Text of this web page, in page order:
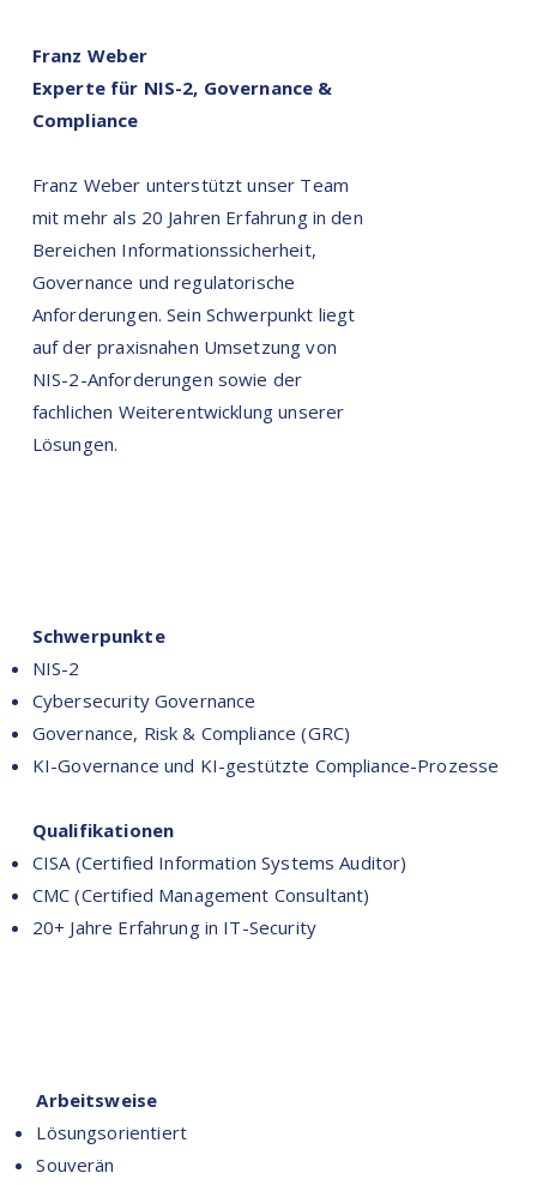
Franz Weber
Experte für NIS-2, Governance &
Compliance
Franz Weber unterstützt unser Team
mit mehr als 20 Jahren Erfahrung in den
Bereichen Informationssicherheit,
Governance und regulatorische
Anforderungen. Sein Schwerpunkt liegt
auf der praxisnahen Umsetzung von
NIS-2-Anforderungen sowie der
fachlichen Weiterentwicklung unserer
Lösungen.
Schwerpunkte
NIS-2
Cybersecurity Governance
Governance, Risk & Compliance (GRC)
KI-Governance und KI-gestützte Compliance-Prozesse
Qualifikationen
CISA (Certified Information Systems Auditor)
CMC (Certified Management Consultant)
20+ Jahre Erfahrung in IT-Security
Arbeitsweise
Lösungsorientiert
Souverän